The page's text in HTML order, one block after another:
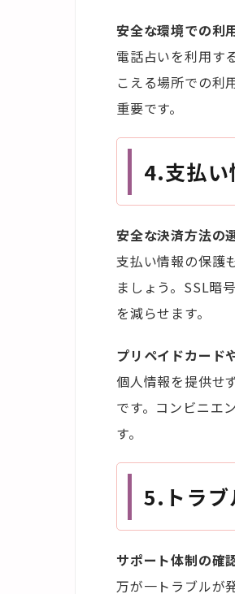
安全な環境での利
電話占いを利用す
こえる場所での利
重要です。
4.支払
安全な決済方法の
支払い情報の保護
ましょう。SSL暗
を減らせます。
プリペイドカード
個人情報を提供せ
です。コンビニエ
す。
5. トラ
サポート体制の確
万が一トラブルが